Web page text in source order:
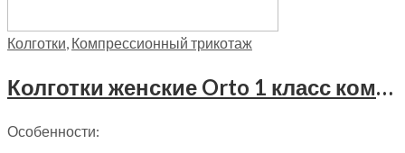
Колготки Компрессионный трикотаж
Колготки женские Orto 1 класс компрессии, 4110
Особенности: